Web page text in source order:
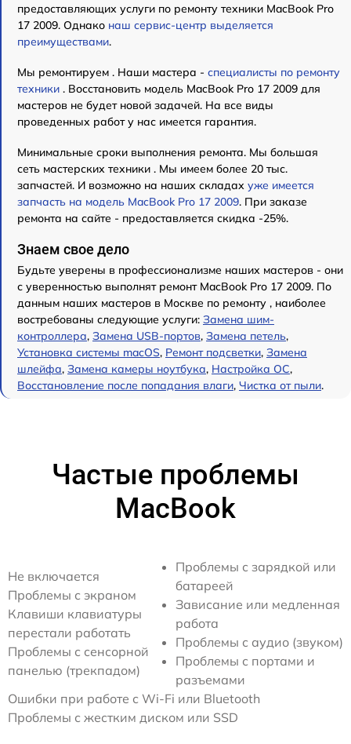
предоставляющих услуги по ремонту техники MacBook Pro
17 2009. Однако наш сервис-центр выделяется
преимуществами.
Мы ремонтируем . Наши мастера - специалисты по ремонту
техники . Восстановить модель MacBook Pro 17 2009 для
мастеров не будет новой задачей. На все виды
проведенных работ у нас имеется гарантия.
Минимальные сроки выполнения ремонта. Мы большая
сеть мастерских техники . Мы имеем более 20 тыс.
запчастей. И возможно на наших складах уже имеется
запчасть на модель MacBook Pro 17 2009. При заказе
ремонта на сайте - предоставляется скидка -25%.
Знаем свое дело
Будьте уверены в профессионализме наших мастеров - они
с уверенностью выполнят ремонт MacBook Pro 17 2009. По
данным наших мастеров в Москве по ремонту , наиболее
востребованы следующие услуги: Замена шим-
контроллера, Замена USB-портов, Замена петель,
Установка системы macOS, Ремонт подсветки, Замена
шлейфа, Замена камеры ноутбука, Настройка ОС,
Восстановление после попадания влаги, Чистка от пыли.
Частые проблемы
MacBook
Не включается
Проблемы с экраном
Клавиши клавиатуры
перестали работать
Проблемы с сенсорной
панелью (трекпадом)
Проблемы с зарядкой или
батареей
Зависание или медленная
работа
Проблемы с аудио (звуком)
Проблемы с портами и
разъемами
Ошибки при работе с Wi-Fi или Bluetooth
Проблемы с жестким диском или SSD